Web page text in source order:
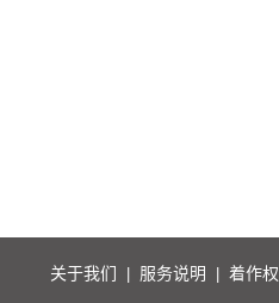
关于我们 服务说明 着作权